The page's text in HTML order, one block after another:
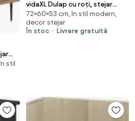
stil
vidaXL Dulap cu roți, stejar
artizanal, 60x53x72 cm, lemn
prelucrat
72×60×53 cm, în stil modern,
decor stejar
În stoc
Livrare gratuită